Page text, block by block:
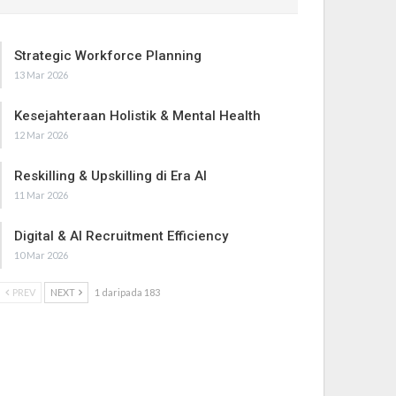
Strategic Workforce Planning
13 Mar 2026
Kesejahteraan Holistik & Mental Health
12 Mar 2026
Reskilling & Upskilling di Era AI
11 Mar 2026
Digital & AI Recruitment Efficiency
10 Mar 2026
PREV NEXT 1 daripada 183